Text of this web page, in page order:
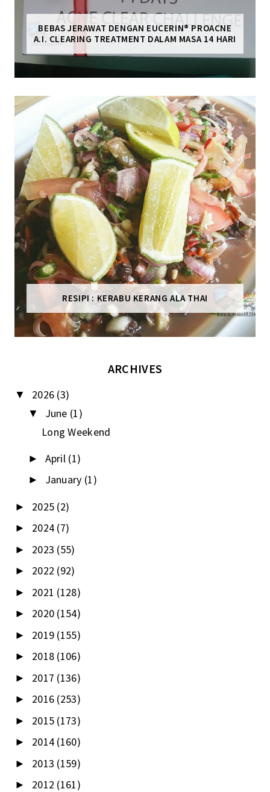
BEBAS JERAWAT DENGAN EUCERIN® PROACNE
A.I. CLEARING TREATMENT DALAM MASA 14 HARI
RESIPI : KERABU KERANG ALA THAI
ARCHIVES
▼ 2026 (3)
▼ June (1)
Long Weekend
► April (1)
► January (1)
► 2025 (2)
► 2024 (7)
► 2023 (55)
► 2022 (92)
► 2021 (128)
► 2020 (154)
► 2019 (155)
► 2018 (106)
► 2017 (136)
► 2016 (253)
► 2015 (173)
► 2014 (160)
► 2013 (159)
► 2012 (161)